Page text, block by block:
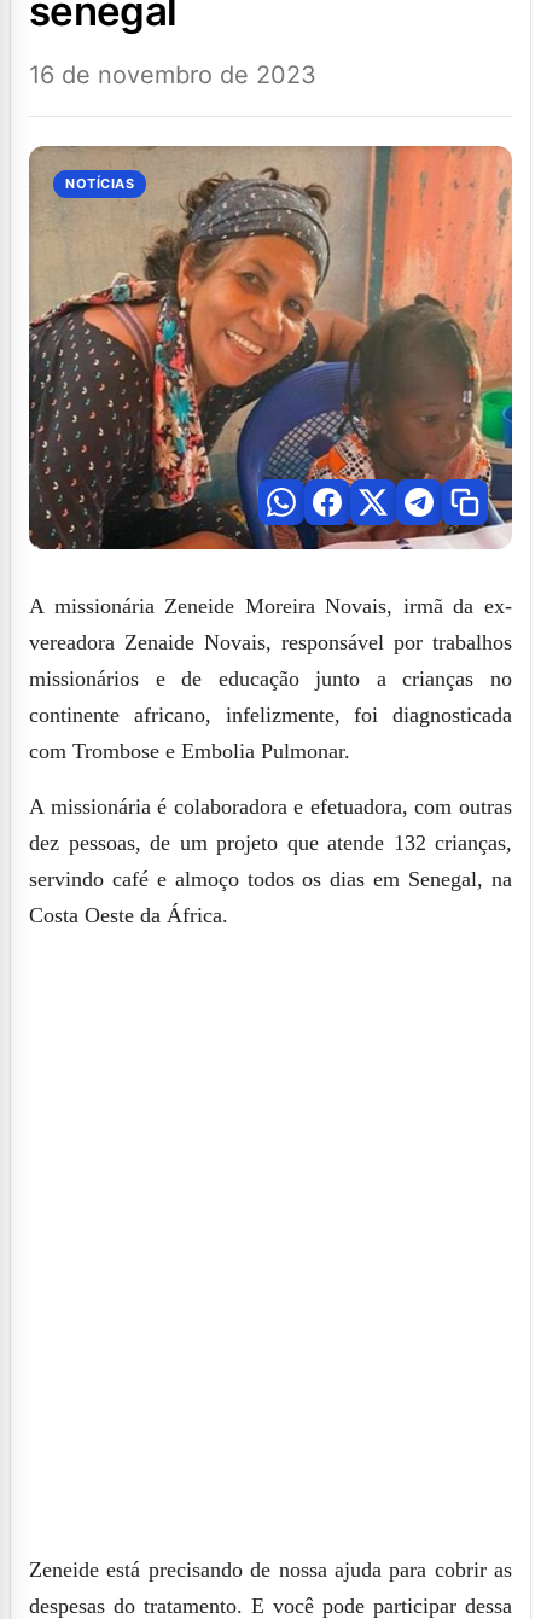
senegal
16 de novembro de 2023
NOTÍCIAS
A missionária Zeneide Moreira Novais, irmã da ex-
vereadora Zenaide Novais, responsável por trabalhos
missionários e de educação junto a crianças no
continente africano, infelizmente, foi diagnosticada
com Trombose e Embolia Pulmonar.
A missionária é colaboradora e efetuadora, com outras
dez pessoas, de um projeto que atende 132 crianças,
servindo café e almoço todos os dias em Senegal, na
Costa Oeste da África.
Zeneide está precisando de nossa ajuda para cobrir as
despesas do tratamento. E você pode participar dessa